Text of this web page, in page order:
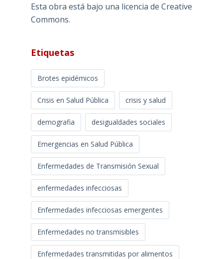
Esta obra está bajo una licencia de Creative
Commons.
Etiquetas
Brotes epidémicos
Crisis en Salud Pública crisis y salud
demografia desigualdades sociales
Emergencias en Salud Pública
Enfermedades de Transmisión Sexual
enfermedades infecciosas
Enfermedades infecciosas emergentes
Enfermedades no transmisibles
Enfermedades transmitidas por alimentos